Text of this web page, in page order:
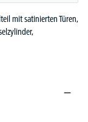
mit satinierten Türen,